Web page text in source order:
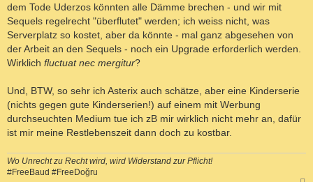
r
g
dem Tode Uderzos könnten alle Dämme brechen - und wir mit
Sequels regelrecht "überflutet" werden; ich weiss nicht, was
Serverplatz so kostet, aber da könnte - mal ganz abgesehen von
der Arbeit an den Sequels - noch ein Upgrade erforderlich werden.
Wirklich fluctuat nec mergitur?
Und, BTW, so sehr ich Asterix auch schätze, aber eine Kinderserie
(nichts gegen gute Kinderserien!) auf einem mit Werbung
durchseuchten Medium tue ich zB mir wirklich nicht mehr an, dafür
ist mir meine Restlebenszeit dann doch zu kostbar.
Wo Unrecht zu Recht wird, wird Widerstand zur Pflicht!
#FreeBaud #FreeDoğru